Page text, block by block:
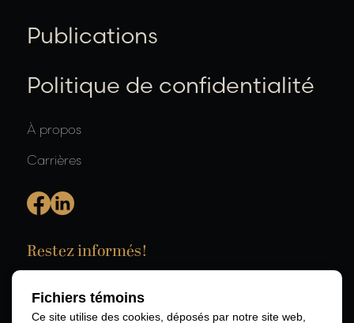
Publications
Politique de confidentialité
À propos
Carrières
Restez informés!
Fichiers témoins
Ce site utilise des cookies, déposés par notre site web,